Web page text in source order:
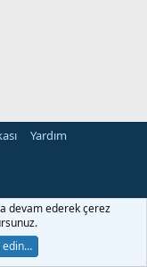
Yardım
devam ederek çerez
edin…